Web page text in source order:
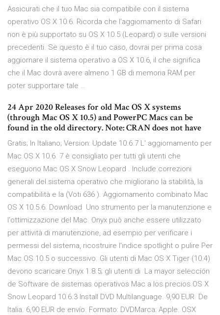
Assicurati che il tuo Mac sia compatibile con il sistema
operativo OS X 10.6. Ricorda che l'aggiornamento di Safari
non è più supportato su OS X 10.5 (Leopard) o sulle versioni
precedenti. Se questo è il tuo caso, dovrai per prima cosa
aggiornare il sistema operativo a OS X 10.6, il che significa
che il Mac dovrà avere almeno 1 GB di memoria RAM per
poter supportare tale …
24 Apr 2020 Releases for old Mac OS X systems
(through Mac OS X 10.5) and PowerPC Macs can be
found in the old directory. Note: CRAN does not have
Gratis; In Italiano; Version: Update 10.6.7 L' aggiornamento per
Mac OS X 10.6. 7 è consigliato per tutti gli utenti che
eseguono Mac OS X Snow Leopard . Include correzioni
generali del sistema operativo che migliorano la stabilità, la
compatibilità e la (Voti 636 ). Aggiornamento combinato Mac
OS X 10.5.6. Download Uno strumento per la manutenzione e
l'ottimizzazione del Mac. Onyx può anche essere utilizzato
per attività di manutenzione, ad esempio per verificare i
permessi del sistema, ricostruire l'indice spotlight o pulire Per
Mac OS 10.5 o successivo. Gli utenti di Mac OS X Tiger (10.4)
devono scaricare Onyx 1.8.5; gli utenti di La mayor selección
de Software de sistemas operativos Mac a los precios OS X
Snow Leopard 10.6.3 Install DVD Multilanguage. 9,90 EUR. De
Italia. 6,90 EUR de envío. Formato: DVDMarca: Apple. OSX